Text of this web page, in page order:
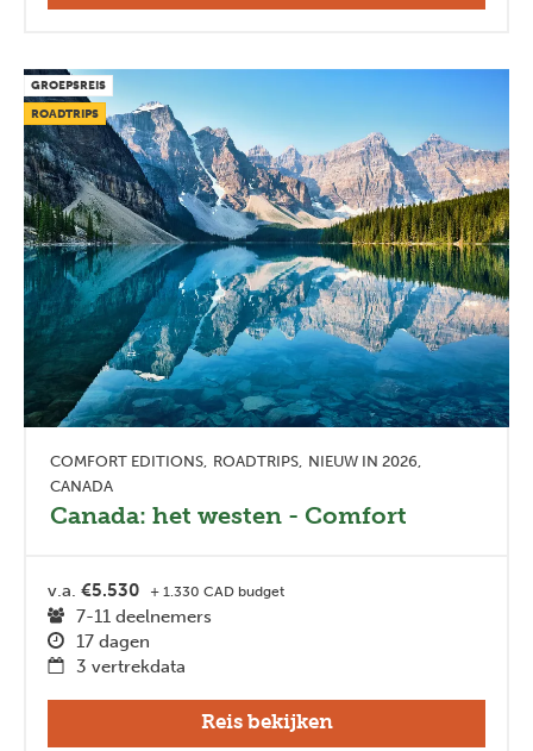
GROEPSREIS
ROADTRIPS
COMFORT EDITIONS ROADTRIPS NIEUW IN 2026
CANADA
Canada: het westen - Comfort
v.a. €5.530 + 1.330 CAD budget
7-11 deelnemers
17 dagen
3 vertrekdata
Reis bekijken